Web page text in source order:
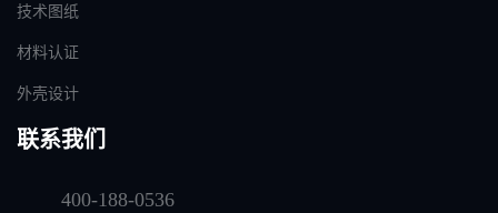
技术图纸
材料认证
外壳设计
联系我们
400-188-0536